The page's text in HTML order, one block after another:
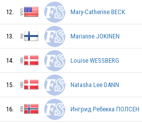
DEN
SWE
12. Mary-Catherine BECK
13. Marianne JOKINEN
14. Louise WESSBERG
15. Natasha Lee DANN
16. Ингрид Ребекка ПОЛСЕН